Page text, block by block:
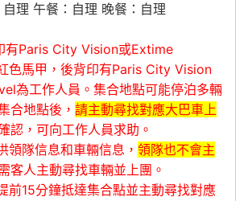
理 午餐：自理 晚餐：自理
有Paris City Vision或Extime
色馬甲，後背印有Paris City Vision
為工作人員。集合地點可能停泊多輛
合地點後， 請主動尋找對應大巴車上
認，可向工作人員求助。
領隊信息和車輛信息， 領隊也不會主
客人主動尋找車輛並上團。
前15分鐘抵達集合點並主動尋找對應